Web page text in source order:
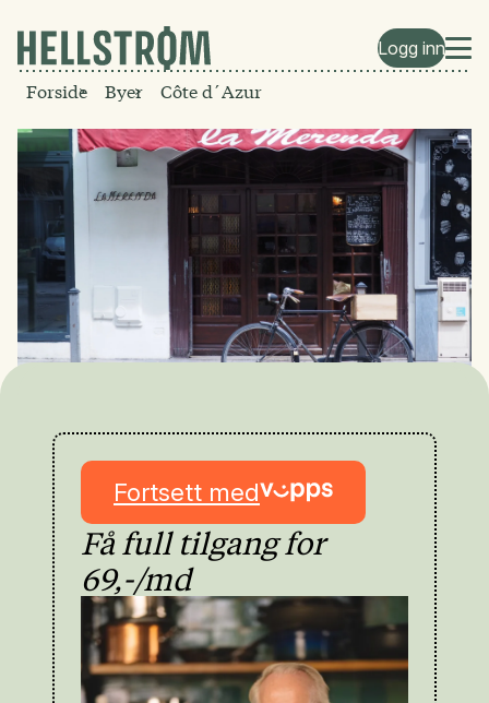
Logg inn
Forside Byer Côte d´Azur
Fortsett med
Få full tilgang for
69,-/md